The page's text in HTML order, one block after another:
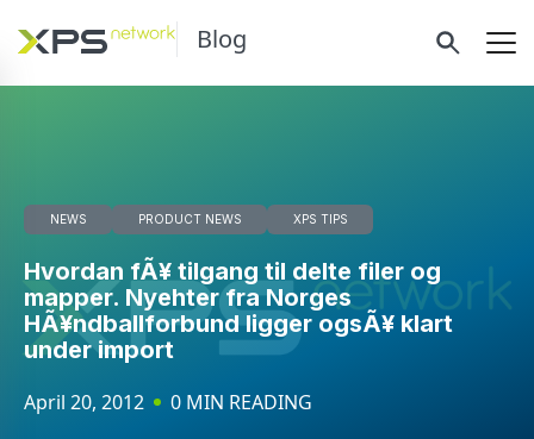
Blog
NEWS PRODUCT NEWS XPS TIPS
Hvordan fÃ¥ tilgang til delte filer og
mapper. Nyehter fra Norges
HÃ¥ndballforbund ligger ogsÃ¥ klart
under import
April 20, 2012 0 MIN READING